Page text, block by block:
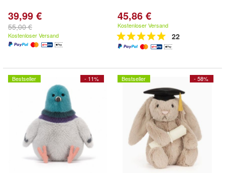
39,99 €
55,00 €
Kostenloser Versand
45,86 €
Kostenloser Versand
22
- 11%
Bestseller - 58%
Bestseller